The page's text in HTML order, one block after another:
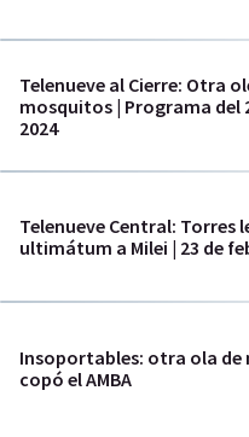
Telenueve al Cierre: Otra
mosquitos | Programa del
2024
Telenueve Central: Torres
ultimátum a Milei | 23 de
Insoportables: otra ola
copó el AMBA